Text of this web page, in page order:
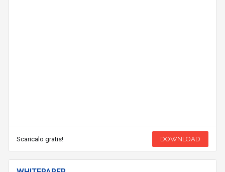
Scaricalo gratis! DOWNLOAD